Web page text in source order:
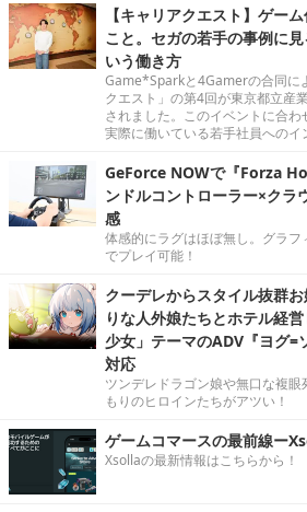
【キャリアクエスト】ゲー
こと。セガの若手の事例に
いう働き方
Game*Sparkと4Gamerの合同に
クエスト」の第4回が東京都立産
されました。このイベントに合
実際に働いている若手社員へのイ
GeForce NOWで『Forza
ンドルコントローラー×クラ
感
体感的にラグはほぼ無し。グラ
でプレイ可能！
クーデレからスタイル抜群
りな人外娘たちとホテル経
少女」テーマのADV『ヨグ=
対応
ツンデレドラゴン娘や無口な複
もりのヒロインたちがアツい！
ゲームコマースの最前線ー
Xsollaの最新情報はこちらから！